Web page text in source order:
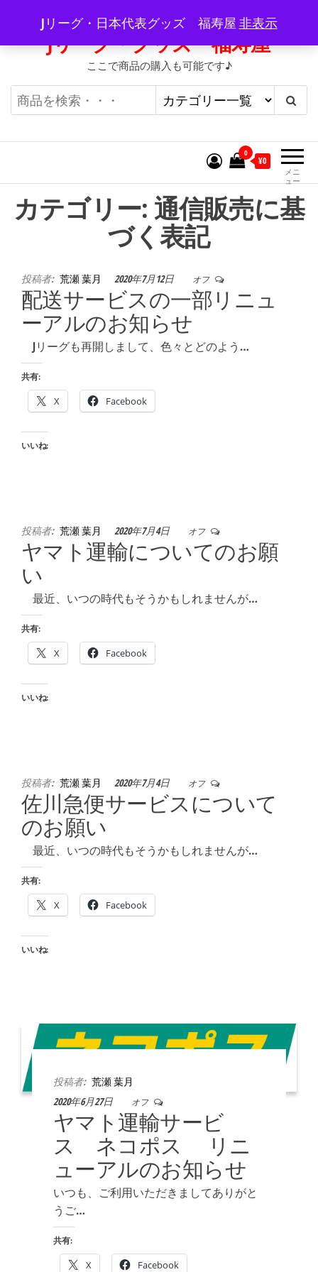
テ
ツ
プ
Jリーグ・日本代表グッズ 福寿屋 非表示
Jリーグ・グッズ 福寿屋
ここで商品の購入も可能です♪
メニ
ュー
0
¥0
カテゴリー: 通信販売に基
づく表記
投稿者: 荒瀬 葉月 2020年7月12日 オフ
配送サービスの一部リニュ
ーアルのお知らせ
Jリーグも再開しまして、色々とどのよう…
共有:
X Facebook
いいね:
投稿者: 荒瀬 葉月 2020年7月4日 オフ
ヤマト運輸についてのお願
い
最近、いつの時代もそうかもしれませんが…
共有:
X Facebook
いいね:
投稿者: 荒瀬 葉月 2020年7月4日 オフ
佐川急便サービスについて
のお願い
最近、いつの時代もそうかもしれませんが…
共有:
X Facebook
いいね:
投稿者: 荒瀬 葉月
2020年6月27日
オフ
ヤマト運輸サービ
ス ネコポス リニ
ューアルのお知らせ
いつも、ご利用いただきましてありがと
うご…
共有:
X Facebook